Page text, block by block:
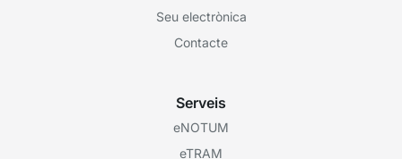
Seu electrònica
Contacte
Serveis
eNOTUM
eTRAM